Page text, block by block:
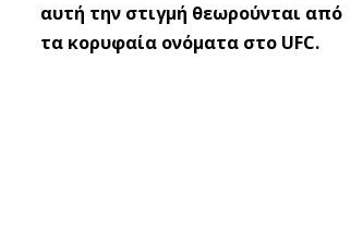
αυτή την στιγμή θεωρούνται από
τα κορυφαία ονόματα στο UFC.